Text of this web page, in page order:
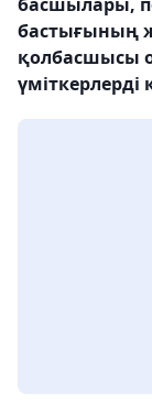
бастығының
қолбасшысы